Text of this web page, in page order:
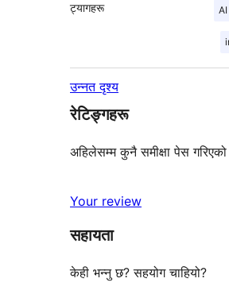
ट्यागहरू AI
उन्नत दृश्य
रेटिङ्गहरू
अहिलेसम्म कुनै समीक्षा पेस
Your review
सहायता
केही भन्नु छ? सहयोग चाहियो?